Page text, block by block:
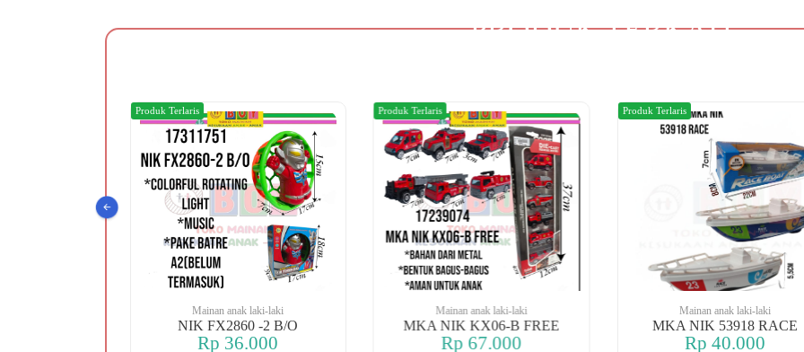
PRODUK TERKAIT
Mainan anak laki-laki
NIK FX2860 -2 B/O
Rp 36.000
Produk Terlaris
Mainan anak laki-laki
MKA NIK KX06-B FREE
Rp 67.000
Produk Terlaris
Mainan anak laki-laki
MKA NIK 53918 RACE
Rp 40.000
Produk Terlaris